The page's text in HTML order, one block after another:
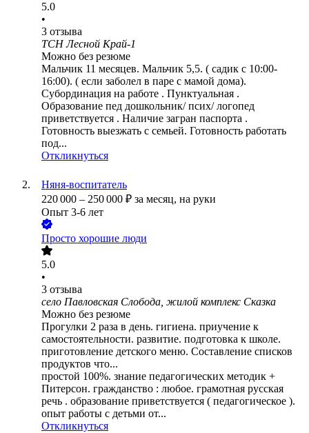
5.0
•
3 отзыва
ТСН Лесной Край-1
Можно без резюме
Мальчик 11 месяцев. Мальчик 5,5. ( садик с 10:00-
16:00). ( если заболел в паре с мамой дома). ️
Субординация на работе . Пунктуальная ️.
Образование пед дошкольник/ псих/ логопед
приветствуется ️. Наличие загран паспорта ️.
Готовность выезжать с семьей. Готовность работать
под...
Откликнуться
Няня-воспитатель
220 000 – 250 000 ₽ за месяц, на руки
Опыт 3-6 лет
Просто хорошие люди
5.0
•
3 отзыва
село Павловская Слобода, жилой комплекс Сказка
Можно без резюме
Прогулки 2 раза в день. ⁠гигиена. ⁠приучение к
самостоятельности. ⁠развитие. ⁠подготовка к школе. ⁠
приготовление детского меню. Составление ⁠списков
продуктов что...
простой 100%. ⁠знание педагогических методик +
Питерсон. ⁠гражданство : любое. ⁠грамотная русская
речь . ⁠образование приветствуется ( педагогическое ).
⁠опыт работы с детьми от...
Откликнуться